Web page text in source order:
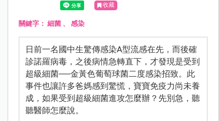
收藏
關鍵字： 細菌、 感染
日前一名國中生驚傳感染A型流感在先，而後確
診諾羅病毒，之後病情急轉直下，才發現是受到
超級細菌──金黃色葡萄球菌二度感染招致。此
事件也讓許多爸媽感到驚慌，寶寶免疫力尚未養
成，如果受到超級細菌進攻怎麼辦？先別急，聽
聽醫師怎麼說。